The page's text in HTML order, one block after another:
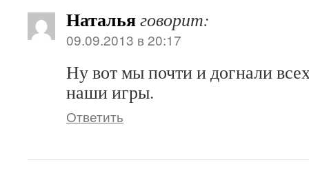
Натальяговорит:
09.09.2013 в 20:17
Ну вот мы почти и догнали
наши игры.
Ответить